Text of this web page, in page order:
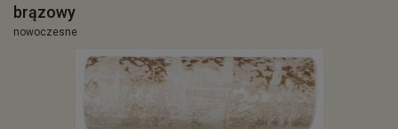
brązowy
nowoczesne